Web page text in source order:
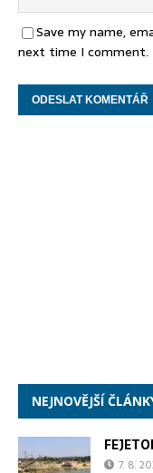
Save my name,
next time I comment.
NEJNOVĚJŠÍ
7. 8.